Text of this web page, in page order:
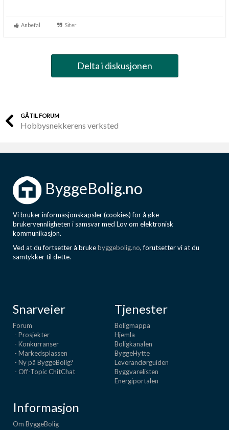
Anbefal Siter
Delta i diskusjonen
GÅ TIL FORUM
Hobbysnekkerens verksted
ByggeBolig.no
Vi bruker informasjonskapsler (cookies) for å øke
brukervennligheten i samsvar med Lov om elektronisk
kommunikasjon.
Ved at du fortsetter å brukebyggebolig.no, forutsetter vi at du
samtykker til dette.
Snarveier
Forum
- Prosjekter
- Konkurranser
- Markedsplassen
- Ny på ByggeBolig?
- Off-Topic ChitChat
Tjenester
Boligmappa
Hjemla
Boligkanalen
ByggeHytte
Leverandørguiden
Byggvarelisten
Energiportalen
Informasjon
Om ByggeBolig